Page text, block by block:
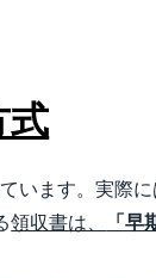
式
います。実際
領収書は、 「